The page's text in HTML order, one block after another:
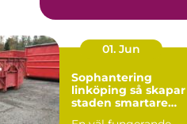
spill...
01. Jun
Sophantering
linköping så skapar
staden smartare